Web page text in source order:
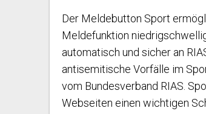
Der Meldebutton Sport
Meldefunktion
automatisch und sicher an
antisemitische Vorfälle im
vom Bundesverband RIAS.
Webseiten einen wichtigen